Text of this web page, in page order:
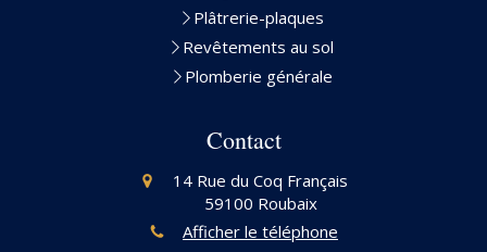
Plâtrerie-plaques
Revêtements au sol
Plomberie générale
Contact
14 Rue du Coq Français
59100 Roubaix
Afficher le téléphone